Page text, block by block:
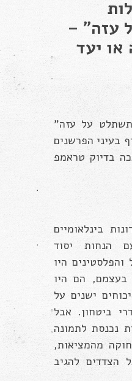
עזה” –
יעד
על עזה”
בעיני הפרשנים
בדיוק טראמפ
בינלאומיים
הנחות יסוד
היו
בעצמם, הם היו
ישנים על
ביטחון. אבל
נכנסת לתמונה
מהמציאות,
הצדדים להגיב